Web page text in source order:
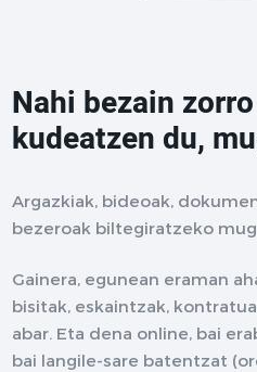
Nahi bezain
kudeatzen du,
Argazkiak, bideoak,
bezeroak biltegiratzeko
Gainera, egunean eraman
bisitak, eskaintzak,
abar. Eta dena online, bai
bai langile-sare batentzat